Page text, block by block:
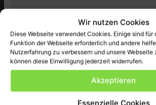
Wir nutzen Cookies
Diese Webseite verwendet Cookies. Einige sind
Funktion der Webseite erforderlich und andere
Nutzerfahrung zu verbessern und unsere Webseite
können diese Einwilligung jederzeit widerrufen.
Akzeptieren
Essenzielle Cookies
Honda Original Ersatzteil NEU passend
ect.
Ähnliche Produkte